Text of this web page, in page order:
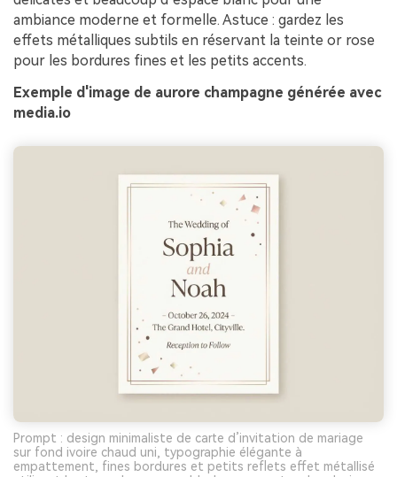
ambiance moderne et formelle. Astuce : gardez les
effets métalliques subtils en réservant la teinte or rose
pour les bordures fines et les petits accents.
Exemple d'image de aurore champagne générée avec
media.io
Prompt : design minimaliste de carte d’invitation de mariage
sur fond ivoire chaud uni, typographie élégante à
empattement, fines bordures et petits reflets effet métallisé